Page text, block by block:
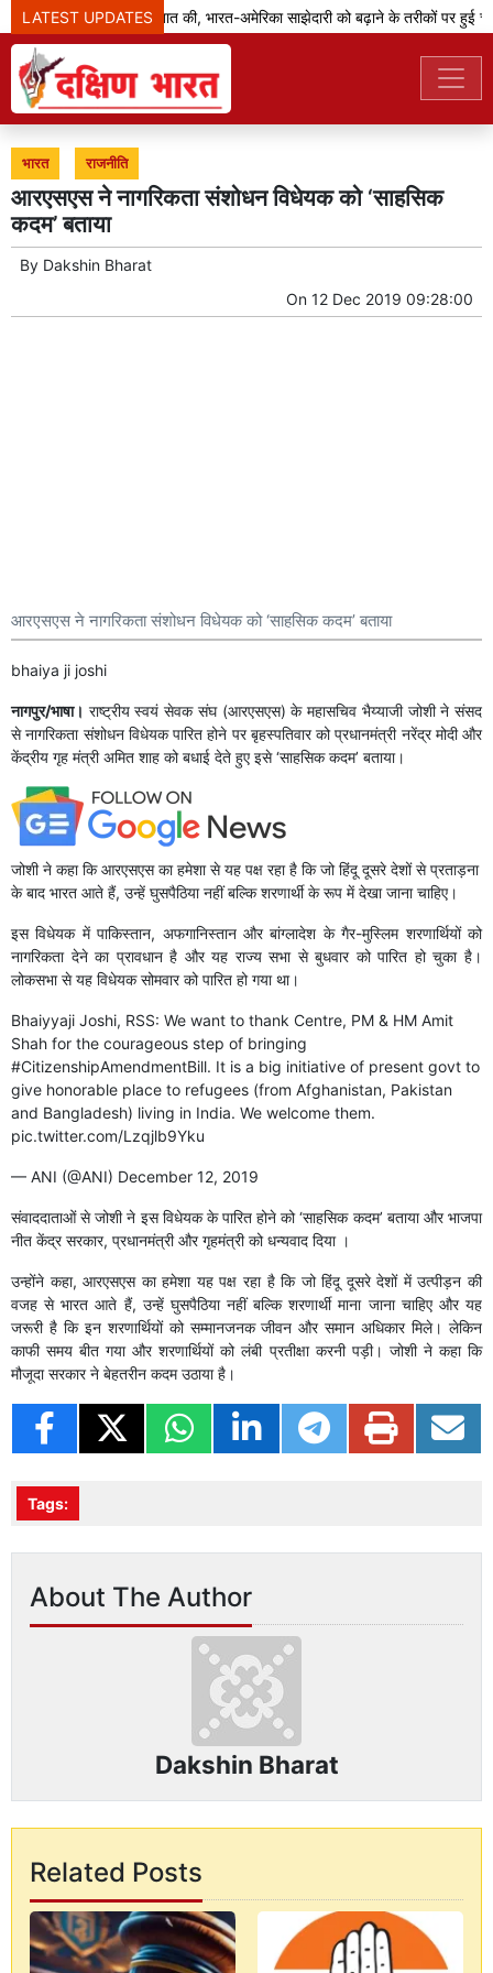
LATEST UPDATES
जेडी वेंस ने मोदी से बात की, भारत-अमेरिका साझेदारी को बढ़ाने के तरीकों पर हुई चर्चा
भारत राजनीति
आरएसएस ने नागरिकता संशोधन विधेयक को ‘साहसिक
कदम’ बताया
By Dakshin Bharat
On 12 Dec 2019 09:28:00
आरएसएस ने नागरिकता संशोधन विधेयक को ‘साहसिक कदम’ बताया
bhaiya ji joshi
नागपुर/भाषा। राष्ट्रीय स्वयं सेवक संघ (आरएसएस) के महासचिव भैय्याजी जोशी ने संसद
से नागरिकता संशोधन विधेयक पारित होने पर बृहस्पतिवार को प्रधानमंत्री नरेंद्र मोदी और
केंद्रीय गृह मंत्री अमित शाह को बधाई देते हुए इसे ‘साहसिक कदम’ बताया।
जोशी ने कहा कि आरएसएस का हमेशा से यह पक्ष रहा है कि जो हिंदू दूसरे देशों से प्रताड़ना
के बाद भारत आते हैं, उन्हें घुसपैठिया नहीं बल्कि शरणार्थी के रूप में देखा जाना चाहिए।
इस विधेयक में पाकिस्तान, अफगानिस्तान और बांग्लादेश के गैर-मुस्लिम शरणार्थियों को
नागरिकता देने का प्रावधान है और यह राज्य सभा से बुधवार को पारित हो चुका है।
लोकसभा से यह विधेयक सोमवार को पारित हो गया था।
Bhaiyyaji Joshi, RSS: We want to thank Centre, PM & HM Amit
Shah for the courageous step of bringing
#CitizenshipAmendmentBill. It is a big initiative of present govt to
give honorable place to refugees (from Afghanistan, Pakistan
and Bangladesh) living in India. We welcome them.
pic.twitter.com/Lzqjlb9Yku
— ANI (@ANI) December 12, 2019
संवाददाताओं से जोशी ने इस विधेयक के पारित होने को ‘साहसिक कदम’ बताया और भाजपा
नीत केंद्र सरकार, प्रधानमंत्री और गृहमंत्री को धन्यवाद दिया ।
उन्होंने कहा, आरएसएस का हमेशा यह पक्ष रहा है कि जो हिंदू दूसरे देशों में उत्पीड़न की
वजह से भारत आते हैं, उन्हें घुसपैठिया नहीं बल्कि शरणार्थी माना जाना चाहिए और यह
जरूरी है कि इन शरणार्थियों को सम्मानजनक जीवन और समान अधिकार मिले। लेकिन
काफी समय बीत गया और शरणार्थियों को लंबी प्रतीक्षा करनी पड़ी। जोशी ने कहा कि
मौजूदा सरकार ने बेहतरीन कदम उठाया है।
Tags:
About The Author
Dakshin Bharat
Related Posts